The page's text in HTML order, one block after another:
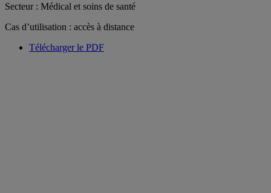
Secteur : Médical et soins de santé
Cas d’utilisation : accès à distance
Télécharger le PDF